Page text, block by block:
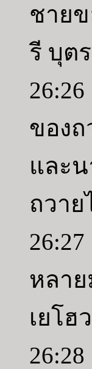
ชาย
รี บุต
ของ
และ
ถวาย
หลา
เยโฮ